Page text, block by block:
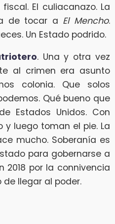
El culiacanazo. La
de tocar a El Mencho.
Un Estado podrido.
. Una y otra vez
al crimen era asunto
colonia. Que solos
Qué bueno que
Estados Unidos. Con
luego toman el pie. La
mucho. Soberanía es
para gobernarse a
2018 por la connivencia
llegar al poder.